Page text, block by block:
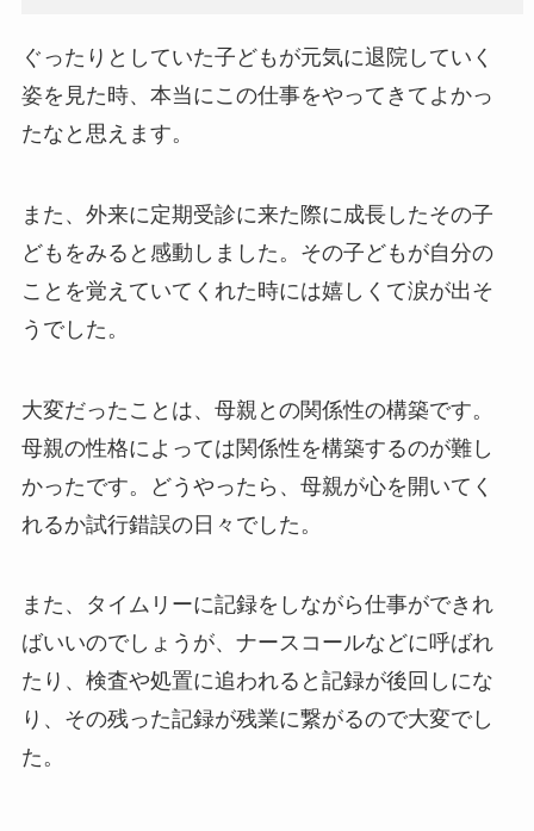
ぐったりとしていた子どもが元気に退院していく
姿を見た時、本当にこの仕事をやってきてよかっ
たなと思えます。
また、外来に定期受診に来た際に成長したその子
どもをみると感動しました。その子どもが自分の
ことを覚えていてくれた時には嬉しくて涙が出そ
うでした。
大変だったことは、母親との関係性の構築です。
母親の性格によっては関係性を構築するのが難し
かったです。どうやったら、母親が心を開いてく
れるか試行錯誤の日々でした。
また、タイムリーに記録をしながら仕事ができれ
ばいいのでしょうが、ナースコールなどに呼ばれ
たり、検査や処置に追われると記録が後回しにな
り、その残った記録が残業に繋がるので大変でし
た。